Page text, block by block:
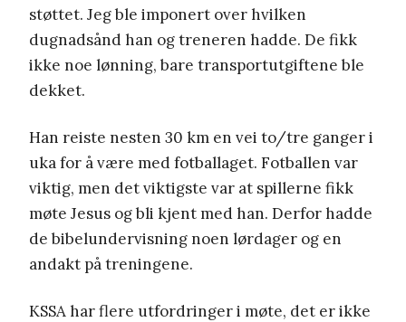
støttet. Jeg ble imponert over hvilken
dugnadsånd han og treneren hadde. De fikk
ikke noe lønning, bare transportutgiftene ble
dekket.
Han reiste nesten 30 km en vei to/tre ganger i
uka for å være med fotballaget. Fotballen var
viktig, men det viktigste var at spillerne fikk
møte Jesus og bli kjent med han. Derfor hadde
de bibelundervisning noen lørdager og en
andakt på treningene.
KSSA har flere utfordringer i møte, det er ikke